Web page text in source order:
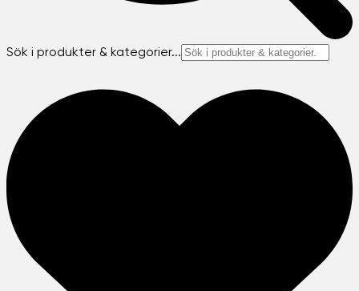
Sök i produkter & kategorier...